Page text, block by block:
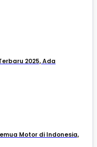
2025, Ada
Motor di Indonesia,